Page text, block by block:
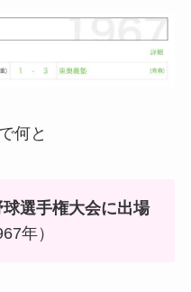
何と
選手権大会に出場
年）